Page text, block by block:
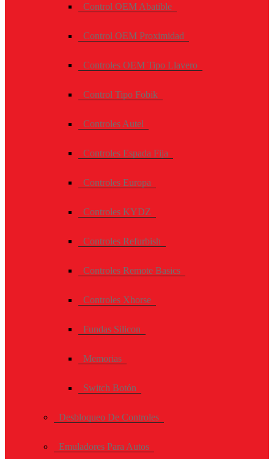
Control OEM Abatible
Control OEM Proximidad
Controles OEM Tipo Llavero
Control Tipo Fobik
Controles Autel
Controles Espada Fija
Controles Europa
Controles KYDZ
Controles Refurbish
Controles Remote Basics
Controles Xhorse
Fundas Silicon
Memorias
Switch Botón
Desbloqueo De Controles
Emuladores Para Autos